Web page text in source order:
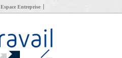
Espace Entreprise